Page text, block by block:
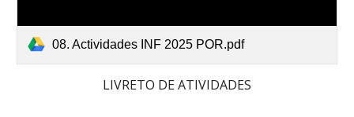
08. Actividades INF 2025 POR.pdf
LIVRETO DE ATIVIDADES